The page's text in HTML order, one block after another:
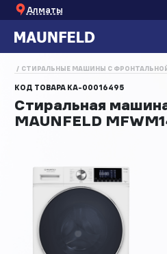
Алматы
СТИРАЛЬНЫЕ МАШИНЫ С
КОД ТОВАРА КА-00016495
Стиральная
MAUNFELD